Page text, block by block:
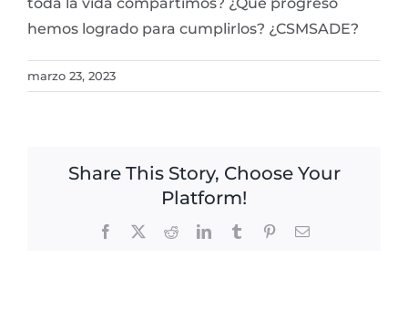
hemos logrado para cumplirlos? ¿CSMSADE?
marzo 23, 2023
Share This Story, Choose Your
Platform!
Facebook RedditLinkedInTumblr PinterestEmail